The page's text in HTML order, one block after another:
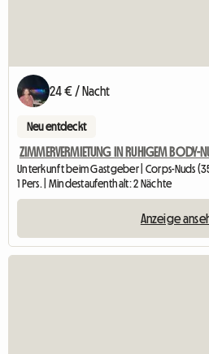
24 € / Nacht
Neu entdeckt
ZIMMERVERMIETUNG IN RUHIGEM BODY-
Unterkunft beim Gastgeber | Corps-Nuds
1 Pers. | Mindestaufenthalt: 2 Nächte
Anzeige